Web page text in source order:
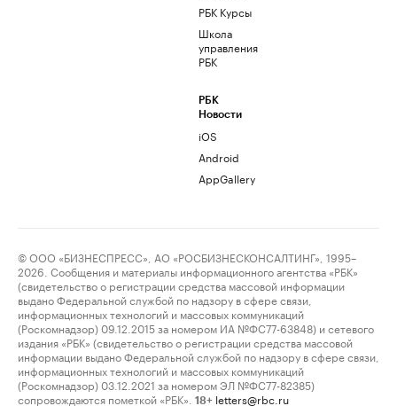
РБК Курсы
Школа
управления
РБК
РБК
Новости
iOS
Android
AppGallery
© ООО «БИЗНЕСПРЕСС», АО «РОСБИЗНЕСКОНСАЛТИНГ», 1995–
2026. Сообщения и материалы информационного агентства «РБК»
(свидетельство о регистрации средства массовой информации
выдано Федеральной службой по надзору в сфере связи,
информационных технологий и массовых коммуникаций
(Роскомнадзор) 09.12.2015 за номером ИА №ФС77-63848) и сетевого
издания «РБК» (свидетельство о регистрации средства массовой
информации выдано Федеральной службой по надзору в сфере связи,
информационных технологий и массовых коммуникаций
(Роскомнадзор) 03.12.2021 за номером ЭЛ №ФС77-82385)
сопровождаются пометкой «РБК».
18+ letters@rbc.ru